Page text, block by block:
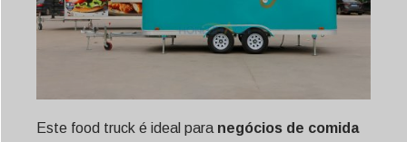
Este food truck é ideal para negócios de comida